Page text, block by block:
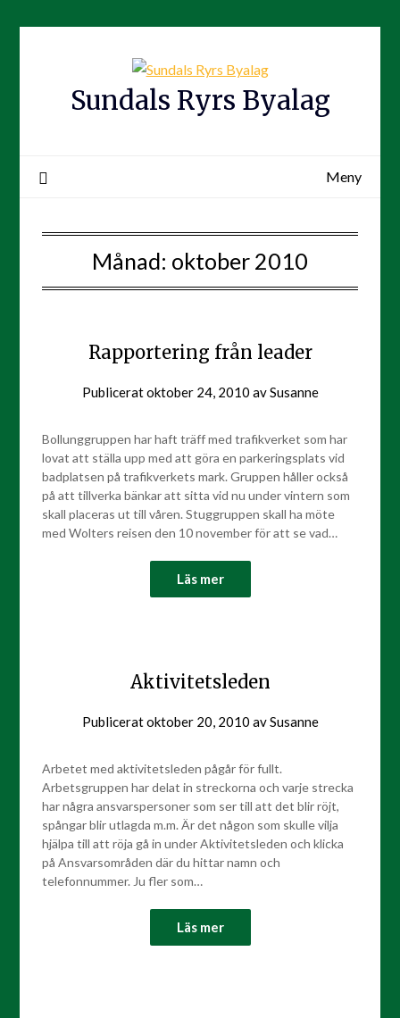
Sundals Ryrs Byalag
Meny
Månad: oktober 2010
Rapportering från leader
Publiceratoktober 24, 2010 avSusanne
Bollunggruppen har haft träff med trafikverket som har
lovat att ställa upp med att göra en parkeringsplats vid
badplatsen på trafikverkets mark. Gruppen håller också
på att tillverka bänkar att sitta vid nu under vintern som
skall placeras ut till våren. Stuggruppen skall ha möte
med Wolters reisen den 10 november för att se vad…
Läs mer
Aktivitetsleden
Publiceratoktober 20, 2010 avSusanne
Arbetet med aktivitetsleden pågår för fullt.
Arbetsgruppen har delat in streckorna och varje strecka
har några ansvarspersoner som ser till att det blir röjt,
spångar blir utlagda m.m. Är det någon som skulle vilja
hjälpa till att röja gå in under Aktivitetsleden och klicka
på Ansvarsområden där du hittar namn och
telefonnummer. Ju fler som…
Läs mer